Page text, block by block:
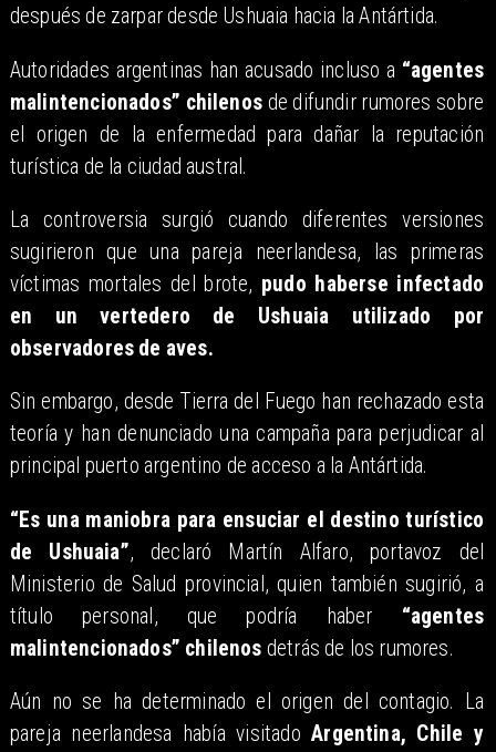
después de zarpar desde Ushuaia hacia la Antártida.
Autoridades argentinas han acusado incluso a “agentes
malintencionados” chilenos de difundir rumores sobre
el origen de la enfermedad para dañar la reputación
turística de la ciudad austral.
La controversia surgió cuando diferentes versiones
sugirieron que una pareja neerlandesa, las primeras
víctimas mortales del brote, pudo haberse infectado
en un vertedero de Ushuaia utilizado por
observadores de aves.
Sin embargo, desde Tierra del Fuego han rechazado esta
teoría y han denunciado una campaña para perjudicar al
principal puerto argentino de acceso a la Antártida.
“Es una maniobra para ensuciar el destino turístico
de Ushuaia”, declaró Martín Alfaro, portavoz del
Ministerio de Salud provincial, quien también sugirió, a
título personal, que podría haber “agentes
malintencionados” chilenos detrás de los rumores.
Aún no se ha determinado el origen del contagio. La
pareja neerlandesa había visitadoArgentina, Chile y